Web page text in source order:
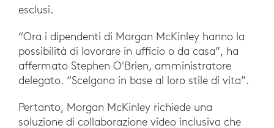
esclusi.
“Ora i dipendenti di Morgan McKinley hanno la
possibilità di lavorare in ufficio o da casa”, ha
affermato Stephen O'Brien, amministratore
delegato. “Scelgono in base al loro stile di vita”.
Pertanto, Morgan McKinley richiede una
soluzione di collaborazione video inclusiva che